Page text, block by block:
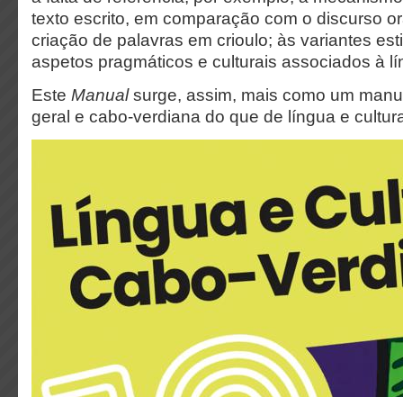
texto escrito, em comparação com o discurso
criação de palavras em crioulo; às variantes
aspetos pragmáticos e culturais associados à
Este Manualsurge, assim, mais como um
geral e cabo-verdiana do que de língua e